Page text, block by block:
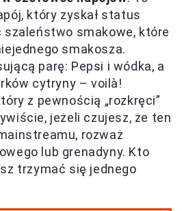
który zyskał status
smakowe, które
smakosza.
parę: Pepsi i wódka, a
cytryny – voilà!
z pewnością „rozkręci”
jeżeli czujesz, że ten
rozważ
lub grenadyny. Kto
trzymać się jednego